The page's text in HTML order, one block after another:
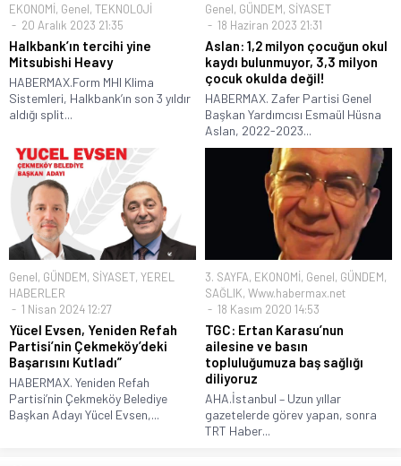
EKONOMİ, Genel, TEKNOLOJİ
20 Aralık 2023 21:35
Halkbank’ın tercihi yine
Mitsubishi Heavy
HABERMAX.Form MHI Klima
Sistemleri, Halkbank’ın son 3 yıldır
aldığı split...
Genel, GÜNDEM, SİYASET
18 Haziran 2023 21:31
Aslan: 1,2 milyon çocuğun okul
kaydı bulunmuyor, 3,3 milyon
çocuk okulda değil!
HABERMAX. Zafer Partisi Genel
Başkan Yardımcısı Esmaül Hüsna
Aslan, 2022-2023...
Genel, GÜNDEM, SİYASET, YEREL
HABERLER
1 Nisan 2024 12:27
Yücel Evsen, Yeniden Refah
Partisi’nin Çekmeköy’deki
Başarısını Kutladı”
HABERMAX. Yeniden Refah
Partisi’nin Çekmeköy Belediye
Başkan Adayı Yücel Evsen,...
3. SAYFA, EKONOMİ, Genel, GÜNDEM,
SAĞLIK, Www.habermax.net
18 Kasım 2020 14:53
TGC: Ertan Karasu’nun
ailesine ve basın
topluluğumuza baş sağlığı
diliyoruz
AHA.İstanbul – Uzun yıllar
gazetelerde görev yapan, sonra
TRT Haber...